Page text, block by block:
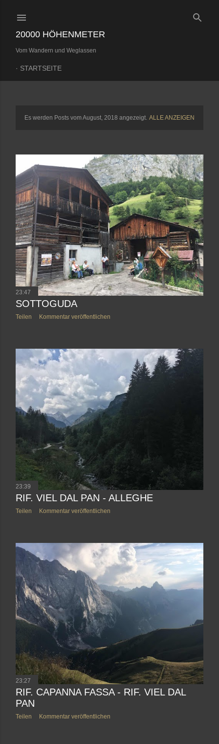
20000 HÖHENMETER
Vom Wandern und Weglassen
STARTSEITE
s
t
s
Es werden Posts vom August, 2018 angezeigt. ALLE ANZEIGEN
23:47
SOTTOGUDA
Teilen Kommentar veröffentlichen
23:39
RIF. VIEL DAL PAN - ALLEGHE
Teilen Kommentar veröffentlichen
23:27
RIF. CAPANNA FASSA - RIF. VIEL DAL
PAN
Teilen Kommentar veröffentlichen